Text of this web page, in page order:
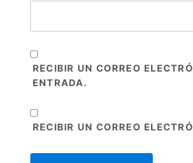
RECIBIR UN CORREO
ENTRADA.
RECIBIR UN CORREO